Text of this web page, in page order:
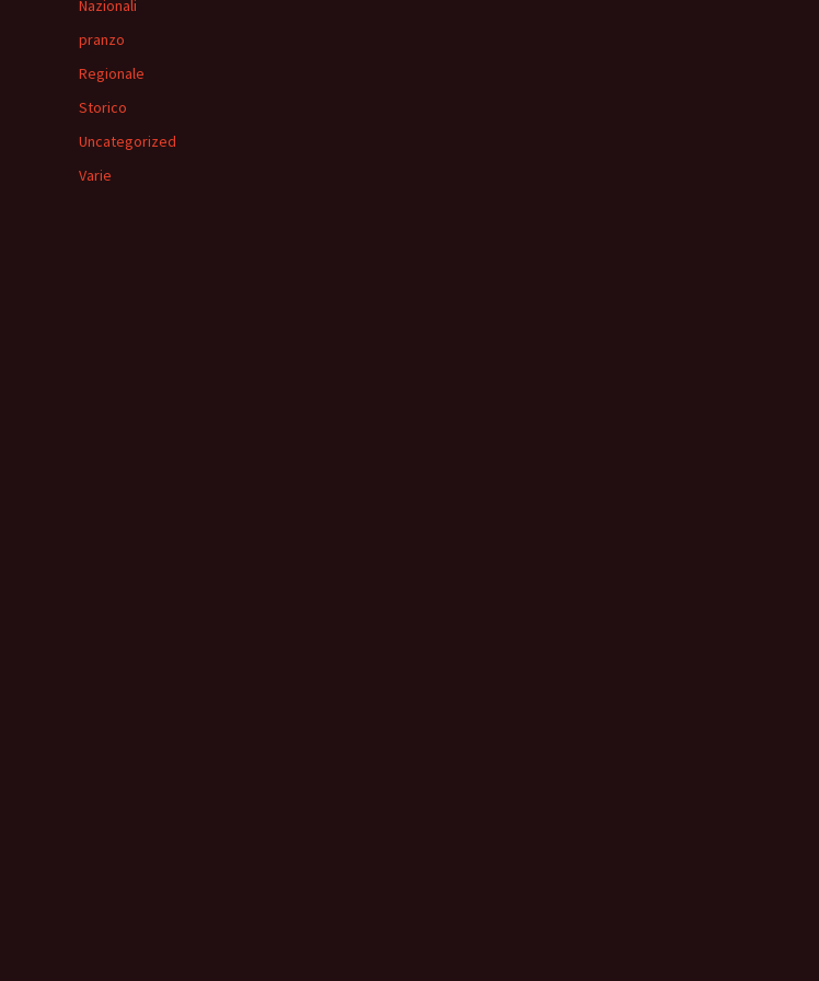
Nazionali
pranzo
Regionale
Storico
Uncategorized
Varie